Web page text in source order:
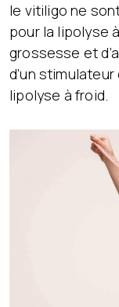
le vitiligo ne
pour la lipolyse
grossesse et
d’un
lipolyse à froid.